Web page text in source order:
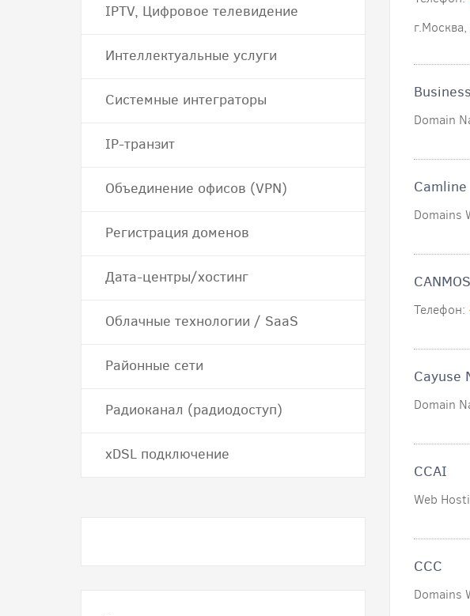
Domain
Camline
Domains
Телефон:
Cayuse
Domain
CCAI
Web
CCC
Domains
IPTV, Цифровое телевидение
Интеллектуальные услуги
Системные интеграторы
IP-транзит
Объединение офисов (VPN)
Регистрация доменов
Дата-центры/хостинг
Облачные технологии / SaaS
Районные сети
Радиоканал (радиодоступ)
хDSL подключение